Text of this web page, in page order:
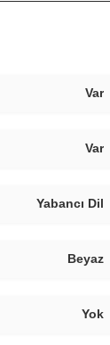
Var
Var
Yabancı Dil
Beyaz
Yok